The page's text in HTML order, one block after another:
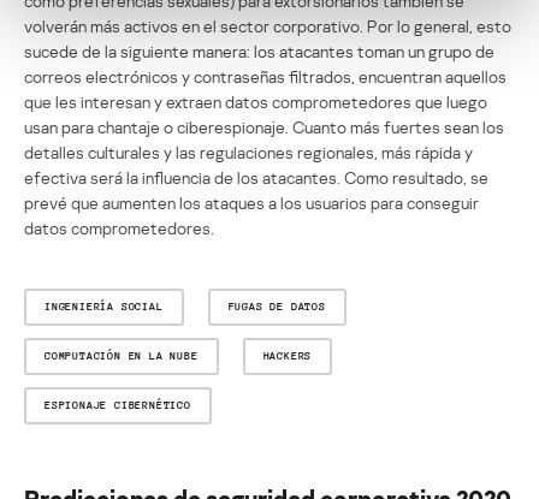
volverán más activos en el sector corporativo. Por lo general, esto
sucede de la siguiente manera: los atacantes toman un grupo de
correos electrónicos y contraseñas filtrados, encuentran aquellos
que les interesan y extraen datos comprometedores que luego
usan para chantaje o ciberespionaje. Cuanto más fuertes sean los
detalles culturales y las regulaciones regionales, más rápida y
efectiva será la influencia de los atacantes. Como resultado, se
prevé que aumenten los ataques a los usuarios para conseguir
datos comprometedores.
INGENIERÍA SOCIAL FUGAS DE DATOS
COMPUTACIÓN EN LA NUBE HACKERS
ESPIONAJE CIBERNÉTICO